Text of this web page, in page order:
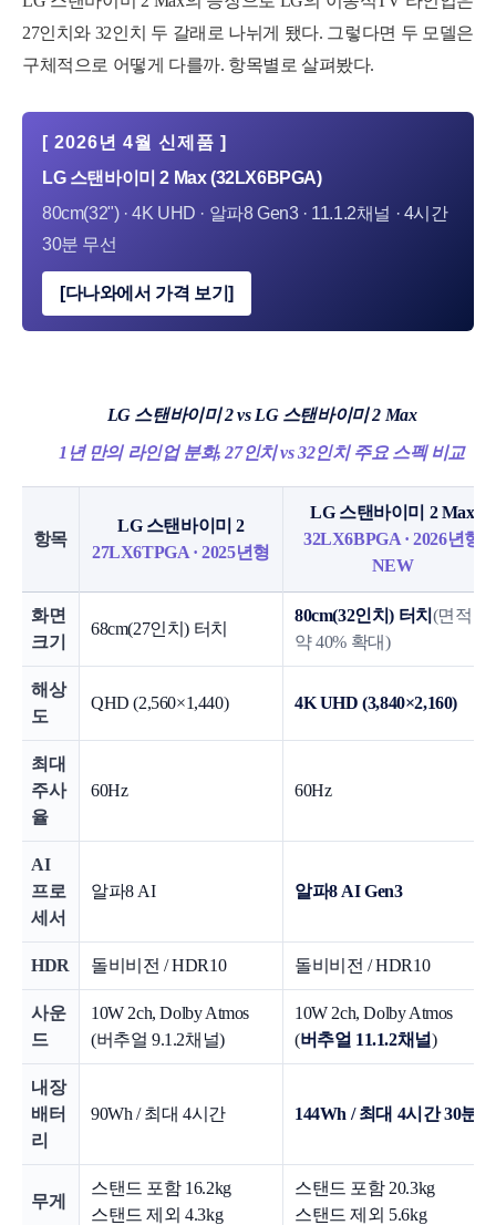
27인치와 32인치 두 갈래로 나뉘게 됐다. 그렇다면 두 모델은
구체적으로 어떻게 다를까. 항목별로 살펴봤다.
[ 2026년 4월 신제품 ]
LG 스탠바이미 2 Max (32LX6BPGA)
80cm(32") · 4K UHD · 알파8 Gen3 · 11.1.2채널 · 4시간
30분 무선
[다나와에서 가격 보기]
LG 스탠바이미 2 vs LG 스탠바이미 2 Max
1년 만의 라인업 분화, 27인치 vs 32인치 주요 스펙 비교
항목
LG 스탠바이미 2
27LX6TPGA · 2025년형
LG 스탠바이미 2 Max
32LX6BPGA · 2026년형
NEW
화면
크기
68cm(27인치) 터치
80cm(32인치) 터치 (면적
약 40% 확대)
해상
도
QHD (2,560×1,440) 4K UHD (3,840×2,160)
최대
주사
율
60Hz 60Hz
AI
프로
세서
알파8 AI 알파8 AI Gen3
HDR 돌비비전 / HDR10 돌비비전 / HDR10
사운
드
10W 2ch, Dolby Atmos
(버추얼 9.1.2채널)
10W 2ch, Dolby Atmos
(버추얼 11.1.2채널)
내장
배터
리
90Wh / 최대 4시간 144Wh / 최대 4시간 30분
무게
스탠드 포함 16.2kg
스탠드 제외 4.3kg
스탠드 포함 20.3kg
스탠드 제외 5.6kg